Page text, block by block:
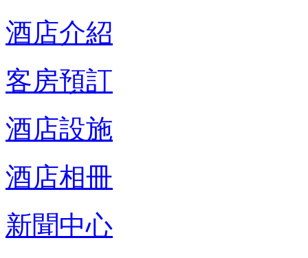
酒店介紹
客房預訂
酒店設施
酒店相冊
新聞中心